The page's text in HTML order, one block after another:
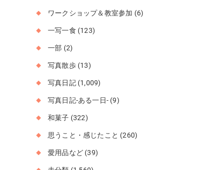
ワークショップ＆教室参加 (6)
一写一食 (123)
一部 (2)
写真散歩(13)
写真日記(1,009)
写真日記-ある一日- (9)
和菓子 (322)
思うこと・感じたこと (260)
愛用品など (39)